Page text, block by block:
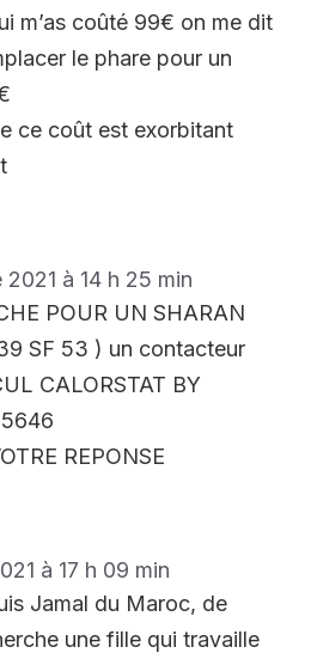
m’as coûté 99€ on me dit
le phare pour un
ce coût est exorbitant
2021 à 14 h 25 min
POUR UN SHARAN
SF 53 ) un contacteur
CALORSTAT BY
REPONSE
à 17 h 09 min
Jamal du Maroc, de
une fille qui travaille